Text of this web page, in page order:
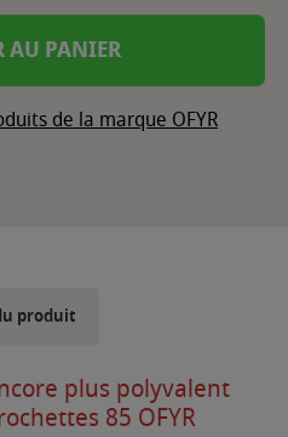
AU PANIER
de la marque OFYR
produit
plus polyvalent
85 OFYR